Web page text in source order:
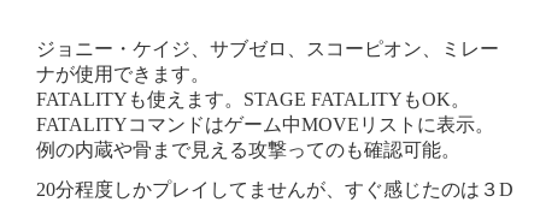
ジョニー・ケイジ、サブゼロ、スコーピオン、ミレー
ナが使用できます。
FATALITYも使えます。STAGE FATALITYもOK。
FATALITYコマンドはゲーム中MOVEリストに表示。
例の内蔵や骨まで見える攻撃ってのも確認可能。
20分程度しかプレイしてませんが、すぐ感じたのは３D